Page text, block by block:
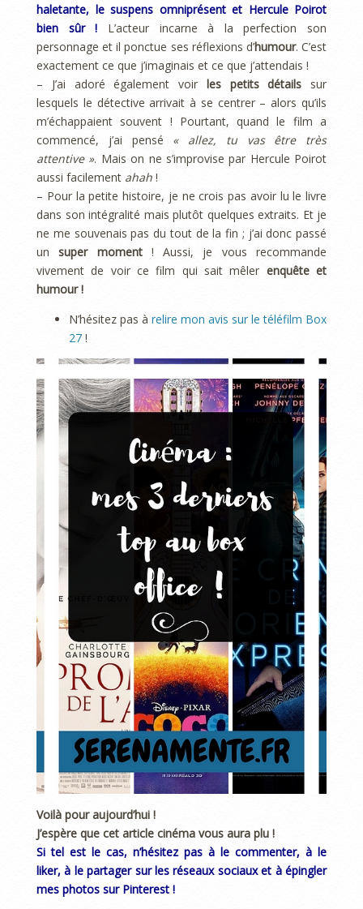
haletante, le suspens omniprésent et Hercule Poirot
bien sûr ! L’acteur incarne à la perfection son
personnage et il ponctue ses réflexions d’humour. C’est
exactement ce que j’imaginais et ce que j’attendais !
– J’ai adoré également voir les petits détails sur
lesquels le détective arrivait à se centrer – alors qu’ils
m’échappaient souvent ! Pourtant, quand le film a
commencé, j’ai pensé « allez, tu vas être très
attentive ». Mais on ne s’improvise par Hercule Poirot
aussi facilement ahah !
– Pour la petite histoire, je ne crois pas avoir lu le livre
dans son intégralité mais plutôt quelques extraits. Et je
ne me souvenais pas du tout de la fin ; j’ai donc passé
unsuper moment! Aussi, je vous recommande
vivement de voir ce film qui sait mêler enquête et
humour !
N’hésitez pas à relire mon avis sur le téléfilm Box
27 !
Voilà pour aujourd’hui !
J’espère que cet article cinéma vous aura plu !
Si tel est le cas, n’hésitez pas à le commenter, à le
liker, à le partager sur les réseaux sociaux et à épingler
mes photos sur Pinterest !